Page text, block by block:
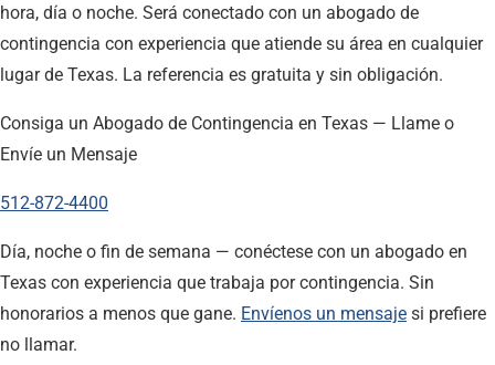
hora, día o noche. Será conectado con un abogado de
contingencia con experiencia que atiende su área en cualquier
lugar de Texas. La referencia es gratuita y sin obligación.
Consiga un Abogado de Contingencia en Texas — Llame o
Envíe un Mensaje
512-872-4400
Día, noche o fin de semana — conéctese con un abogado en
Texas con experiencia que trabaja por contingencia. Sin
honorarios a menos que gane. Envíenos un mensaje si prefiere
no llamar.